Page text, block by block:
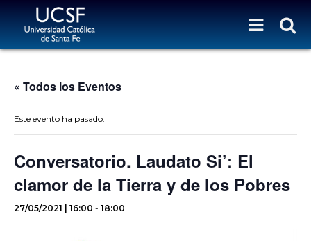
« Todos los Eventos
Este evento ha pasado.
Conversatorio. Laudato Si’: El
clamor de la Tierra y de los Pobres
27/05/2021 | 16:00 - 18:00